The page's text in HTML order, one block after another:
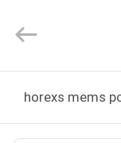
PRODUTOS
Electronics
Co.,Ltd..
Reserved.
horexs mems